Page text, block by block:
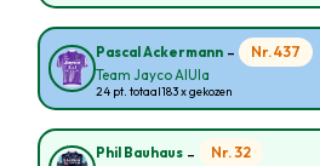
Pascal Ackermann - Nr. 437
Team Jayco AlUla
24 pt. totaal183 x gekozen
Phil Bauhaus - Nr. 32